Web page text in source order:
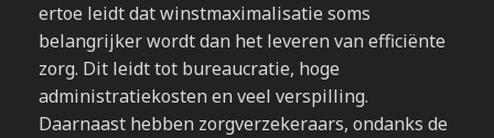
ertoe leidt dat winstmaximalisatie soms
belangrijker wordt dan het leveren van efficiënte
zorg. Dit leidt tot bureaucratie, hoge
administratiekosten en veel verspilling.
Daarnaast hebben zorgverzekeraars, ondanks de